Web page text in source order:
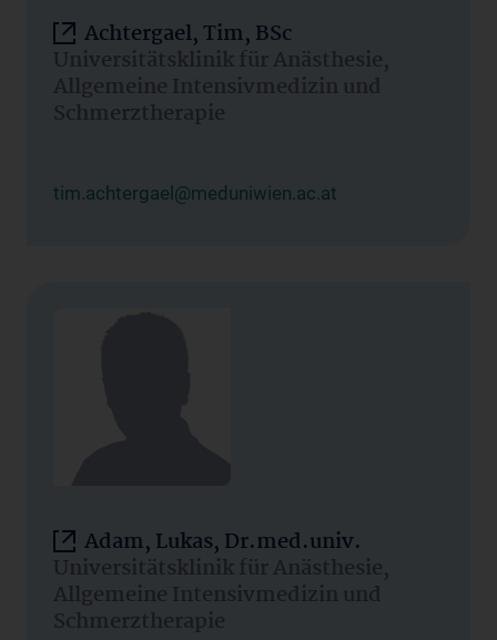
Achtergael, Tim, BSc
Universitätsklinik für Anästhesie,
Allgemeine Intensivmedizin und
Schmerztherapie
tim.achtergael@meduniwien.ac.at
Adam, Lukas, Dr.med.univ.
Universitätsklinik für Anästhesie,
Allgemeine Intensivmedizin und
Schmerztherapie